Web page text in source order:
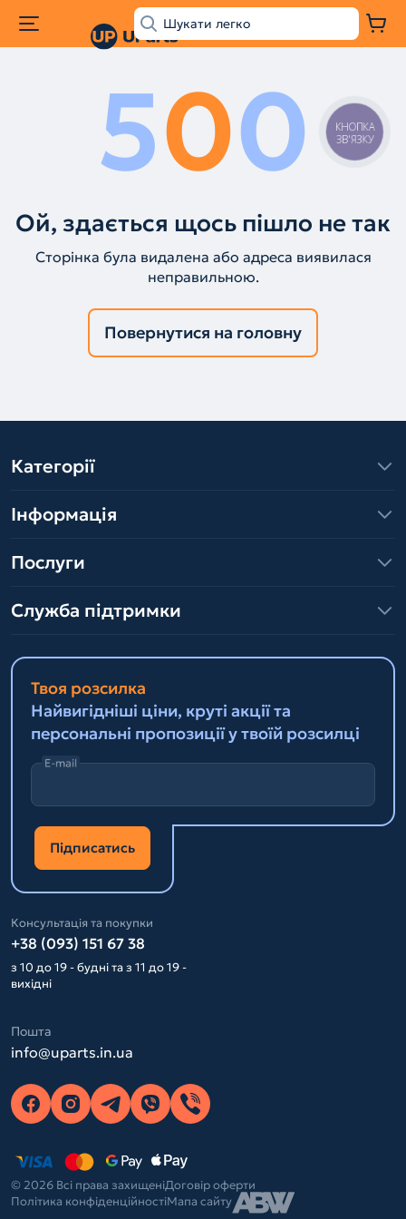
500
Ой, здається щось пішло не так
Сторінка була видалена або адреса виявилася
неправильною.
Повернутися на головну
Категорії
Інформація
Послуги
Служба підтримки
Твоя розсилка
Найвигідніші ціни, круті акції та
персональні пропозиції у твоїй розсилці
E-mail
Підписатись
Консультація та покупки
+38 (093) 151 67 38
з 10 до 19 - будні та з 11 до 19 -
вихідні
Пошта
info@uparts.in.ua
© 2026 Всі права захищеніДоговір оферти
Політика конфіденційностіМапа сайту
КНОПКА
ЗВ'ЯЗКУ